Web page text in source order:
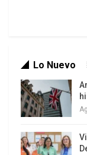
las elecciones
decisivas de
fascismo y la
contrariedad
República,
ministro de
Lo Nuevo